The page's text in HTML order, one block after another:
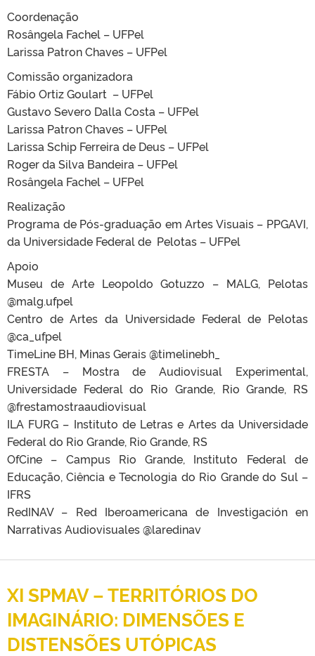
Coordenação
Rosângela Fachel – UFPel
Larissa Patron Chaves – UFPel
Comissão organizadora
Fábio Ortiz Goulart – UFPel
Gustavo Severo Dalla Costa – UFPel
Larissa Patron Chaves – UFPel
Larissa Schip Ferreira de Deus – UFPel
Roger da Silva Bandeira – UFPel
Rosângela Fachel – UFPel
Realização
Programa de Pós-graduação em Artes Visuais – PPGAVI,
da Universidade Federal de Pelotas – UFPel
Apoio
Museu de Arte Leopoldo Gotuzzo – MALG, Pelotas
@malg.ufpel
Centro de Artes da Universidade Federal de Pelotas
@ca_ufpel
TimeLine BH, Minas Gerais @timelinebh_
FRESTA – Mostra de Audiovisual Experimental,
Universidade Federal do Rio Grande, Rio Grande, RS
@frestamostraaudiovisual
ILA FURG – Instituto de Letras e Artes da Universidade
Federal do Rio Grande, Rio Grande, RS
OfCine – Campus Rio Grande, Instituto Federal de
Educação, Ciência e Tecnologia do Rio Grande do Sul –
IFRS
RedINAV – Red Iberoamericana de Investigación en
Narrativas Audiovisuales @laredinav
XI SPMAV – TERRITÓRIOS DO
IMAGINÁRIO: DIMENSÕES E
DISTENSÕES UTÓPICAS